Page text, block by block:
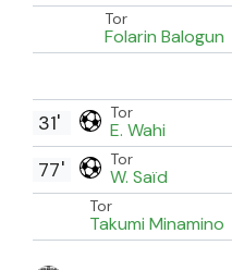
Tor
Folarin Balogun
Tor
E. Wahi
31'
Tor
W. Saïd
77'
Tor
Takumi Minamino